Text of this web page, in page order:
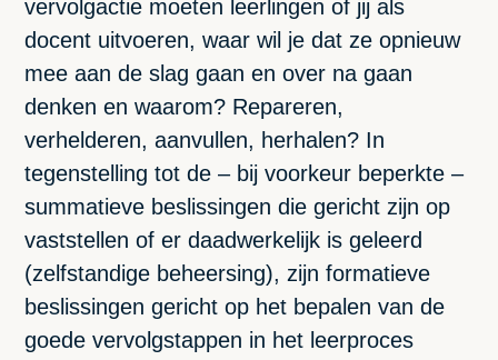
vervolgactie moeten leerlingen of jij als
docent uitvoeren, waar wil je dat ze opnieuw
mee aan de slag gaan en over na gaan
denken en waarom? Repareren,
verhelderen, aanvullen, herhalen? In
tegenstelling tot de – bij voorkeur beperkte –
summatieve beslissingen die gericht zijn op
vaststellen of er daadwerkelijk is geleerd
(zelfstandige beheersing), zijn formatieve
beslissingen gericht op het bepalen van de
goede vervolgstappen in het leerproces